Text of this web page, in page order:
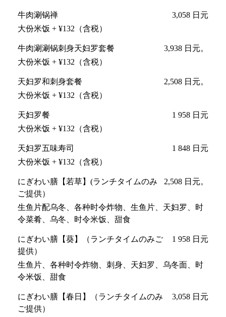
牛肉涮锅禅
3,058 日元
大份米饭 + ¥132（含税）
牛肉涮涮锅刺身天妇罗套餐
3,938 日元。
大份米饭 + ¥132（含税）
天妇罗和刺身套餐
2,508 日元。
大份米饭 + ¥132（含税）
天妇罗餐
1 958 日元
大份米饭 + ¥132（含税）
天妇罗五味寿司
1 848 日元
大份米饭 + ¥132（含税）
にぎわい膳【若草】(ランチタイムのみ
ご提供）
2,508 日元。
生鱼片配乌冬、各种时令炸物、生鱼片、天妇罗、时
令菜肴、乌冬、时令米饭、甜食
にぎわい膳【葵】（ランチタイムのみご
提供）
1 958 日元
生鱼片、各种时令炸物、刺身、天妇罗、乌冬面、时
令米饭、甜食
にぎわい膳【春日】（ランチタイムのみ
ご提供）
3,058 日元